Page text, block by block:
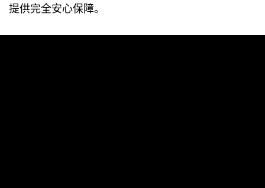
提供完全安心保障。